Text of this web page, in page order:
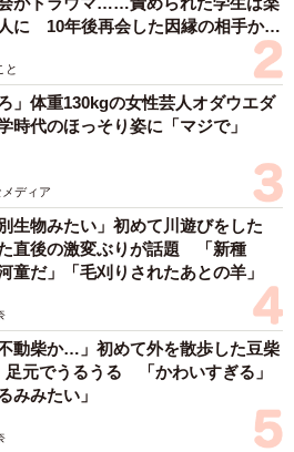
に 10年後再会した因縁の相手から
と
ろ」体重130kgの女性芸人オダウエダ
代のほっそり姿に「マジで」
メディア
生物みたい」初めて川遊びをした
直後の激変ぶりが話題 「新種
童だ」「毛刈りされたあとの羊」
不動柴か…」初めて外を散歩した豆柴
元でうるうる 「かわいすぎる」
みみたい」